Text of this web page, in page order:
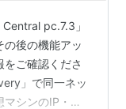
pc.7.3」
後の機能アッ
ご確認くださ
」で同一ネッ
シンのIP・